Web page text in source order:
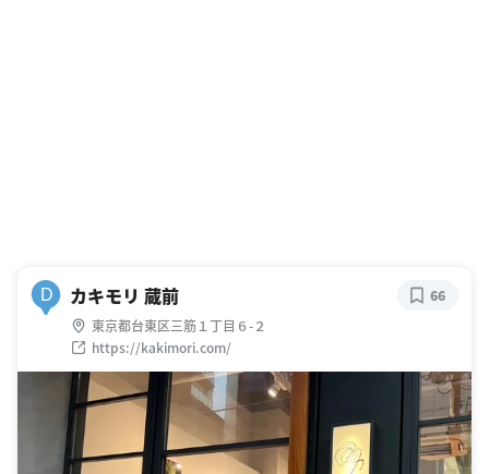
D カキモリ 蔵前
東京都台東区三筋１丁目６-２
https://kakimori.com/
66